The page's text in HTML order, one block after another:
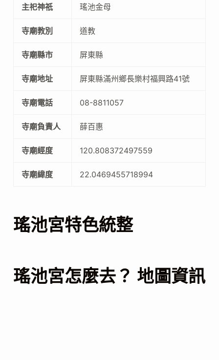
主祀神祇 瑤池金母
寺廟教別 道教
寺廟縣市 屏東縣
寺廟地址 屏東縣滿州鄉長樂村福興路41號
寺廟電話 08-8811057
寺廟負責人 薛百惠
寺廟經度 120.808372497559
寺廟緯度 22.0469455718994
瑤池宮特色統整
瑤池宮怎麼去？ 地圖資訊